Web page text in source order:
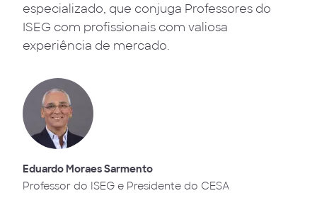
especializado, que conjuga Professores do
ISEG com profissionais com valiosa
experiência de mercado.
Eduardo Moraes Sarmento
Professor do ISEG e Presidente do CESA